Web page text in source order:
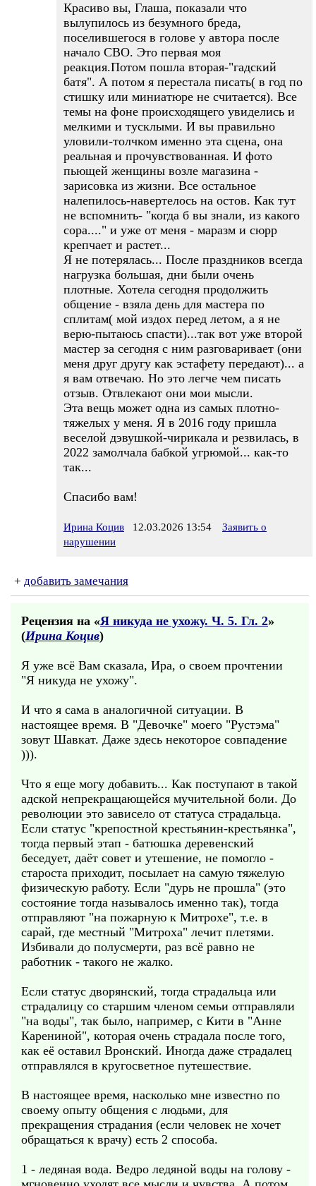
Красиво вы, Глаша, показали что
вылупилось из безумного бреда,
поселившегося в голове у автора после
начало СВО. Это первая моя
реакция.Потом пошла вторая-"гадский
батя". А потом я перестала писать( в год по
стишку или миниатюре не считается). Все
темы на фоне происходящего увиделись и
мелкими и тусклыми. И вы правильно
уловили-толчком именно эта сцена, она
реальная и прочувствованная. И фото
пьющей женщины возле магазина -
зарисовка из жизни. Все остальное
налепилось-навертелось на остов. Как тут
не вспомнить- "когда б вы знали, из какого
сора...." и уже от меня - маразм и сюрр
крепчает и растет...
Я не потерялась... После праздников всегда
нагрузка большая, дни были очень
плотные. Хотела сегодня продолжить
общение - взяла день для мастера по
сплитам( мой издох перед летом, а я не
верю-пытаюсь спасти)...так вот уже второй
мастер за сегодня с ним разговаривает (они
меня друг другу как эстафету передают)... а
я вам отвечаю. Но это легче чем писать
отзыв. Отвлекают они мои мысли.
Эта вещь может одна из самых плотно-
тяжелых у меня. Я в 2016 году пришла
веселой дэвушкой-чирикала и резвилась, в
2022 замолчала бабкой угрюмой... как-то
так...
Спасибо вам!
Ирина Коцив 12.03.2026 13:54
Заявить о
нарушении
+ добавить замечания
Рецензия на «Я никуда не ухожу. Ч. 5. Гл. 2»
(Ирина Коцив)
Я уже всё Вам сказала, Ира, о своем прочтении
"Я никуда не ухожу".
И что я сама в аналогичной ситуации. В
настоящее время. В "Девочке" моего "Рустэма"
зовут Шавкат. Даже здесь некоторое совпадение
))).
Что я еще могу добавить... Как поступают в такой
адской непрекращающейся мучительной боли. До
революции это зависело от статуса страдальца.
Если статус "крепостной крестьянин-крестьянка",
тогда первый этап - батюшка деревенский
беседует, даёт совет и утешение, не помогло -
староста приходит, посылает на самую тяжелую
физическую работу. Если "дурь не прошла" (это
состояние тогда называлось именно так), тогда
отправляют "на пожарную к Митрохе", т.е. в
сарай, где местный "Митроха" лечит плетями.
Избивали до полусмерти, раз всё равно не
работник - такого не жалко.
Если статус дворянский, тогда страдальца или
страдалицу со старшим членом семьи отправляли
"на воды", так было, например, с Кити в "Анне
Карениной", которая очень страдала после того,
как её оставил Вронский. Иногда даже страдалец
отправлялся в кругосветное путешествие.
В настоящее время, насколько мне известно по
своему опыту общения с людьми, для
прекращения страдания (если человек не хочет
обращаться к врачу) есть 2 способа.
1 - ледяная вода. Ведро ледяной воды на голову -